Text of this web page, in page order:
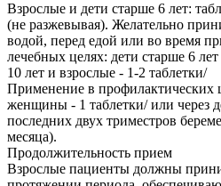
Взрослые и дети старше 6 лет:
(не разжевывая). Желательно
водой, перед едой или во время
лечебных целях: дети старше 6
10 лет и взрослые - 1-2 таблетки/
Применение в профилактических
женщины - 1 таблетки/ или через
последних двух триместров
месяца).
Продолжительность прием
Взрослые пациенты должны